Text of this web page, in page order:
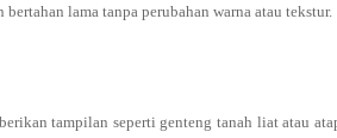
lama tanpa perubahan warna atau tekstur.
tampilan seperti genteng tanah liat atau